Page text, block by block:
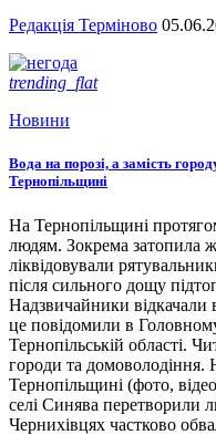
Редакція Терміново
trending_flat
Новини
Вода на порозі, а замість
Тернопільщині
На Тернопільщині
людям. Зокрема затопила
ліквідовували
після сильного дощу
Надзвичайники
це повідомили в
Тернопільській області.
городи та домоволодіння.
Тернопільщині (фото,
селі Синява перетворили
Чернихівцях частково